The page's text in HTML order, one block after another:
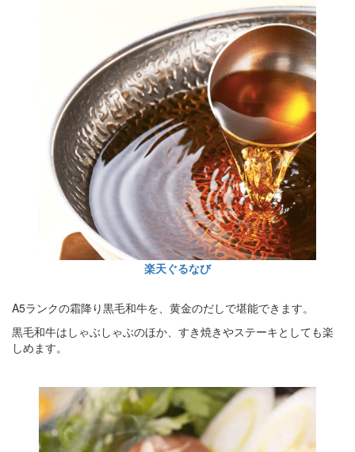
楽天ぐるなび
A5ランクの霜降り黒毛和牛を、黄金のだしで堪能できます。
黒毛和牛はしゃぶしゃぶのほか、すき焼きやステーキとしても楽
しめます。